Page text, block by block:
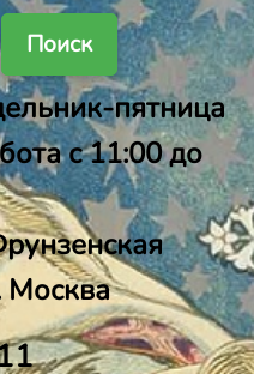
Поиск
пятница
с 11:00 до
Москва